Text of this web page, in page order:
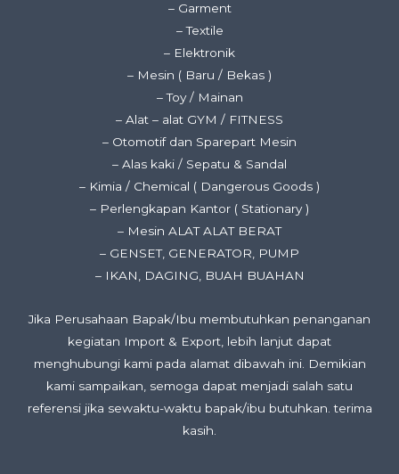
– Garment
– Textile
– Elektronik
– Mesin ( Baru / Bekas )
– Toy / Mainan
– Alat – alat GYM / FITNESS
– Otomotif dan Sparepart Mesin
– Alas kaki / Sepatu & Sandal
– Kimia / Chemical ( Dangerous Goods )
– Perlengkapan Kantor ( Stationary )
– Mesin ALAT ALAT BERAT
– GENSET, GENERATOR, PUMP
– IKAN, DAGING, BUAH BUAHAN
Jika Perusahaan Bapak/Ibu membutuhkan penanganan
kegiatan Import & Export, lebih lanjut dapat
menghubungi kami pada alamat dibawah ini. Demikian
kami sampaikan, semoga dapat menjadi salah satu
referensi jika sewaktu-waktu bapak/ibu butuhkan. terima
kasih.